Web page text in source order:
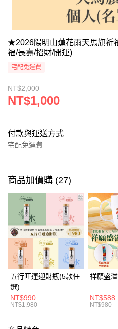
★2026陽明山蓮花雨天馬旗祈
福/長壽/招財/開運)
宅配免運費
NT$2,000
NT$1,000
付款與運送方式
宅配免運費
信用卡一次付款
LINE Pay
Apple Pay
街口支付
悠遊付
Google Pay
全支付
大哥付你分期
商品加價購 (27)
五行旺運迎財瓶(5款任
選)
NT$990
NT$1,980
祥願盛
NT$588
NT$980